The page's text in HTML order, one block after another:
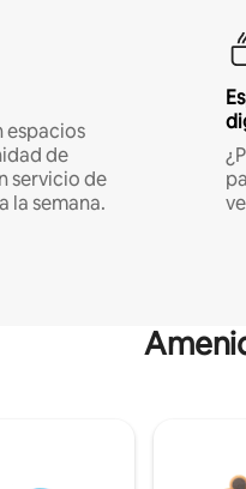
espacios
de
servicio de
la semana.